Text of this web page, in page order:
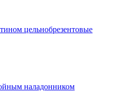
цельнобрезентовые
наладонником